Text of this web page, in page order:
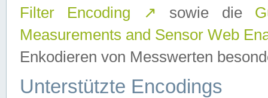
Filter Encoding
↗ sowie die
Measurements and Sensor Web
Enkodieren von Messwerten
Unterstützte Encodings